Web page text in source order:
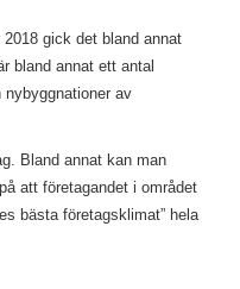
gick det bland annat
bland annat ett antal
nybyggnationer av
Bland annat kan man
att företagandet i området
bästa företagsklimat” hela